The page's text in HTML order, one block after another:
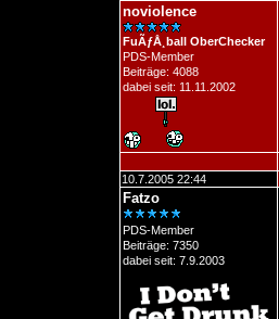
noviolence
FuÃƒÅ¸ball OberChecker
PDS-Member
Beiträge: 4088
dabei seit: 11.11.2002
10.7.2005 22:44
Fatzo
PDS-Member
Beiträge: 7350
dabei seit: 7.9.2003